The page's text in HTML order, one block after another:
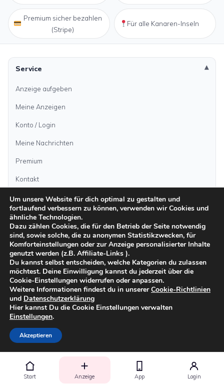
Premium sicher bezahlen
(Stripe)
Für alle Kanaren-Inseln
Service
Anzeige aufgeben
Meine Anzeigen
Konto / Login
Meine Nachrichten
Premium
Kontakt
Anzeige aufgeben
Kategorien
Inseln
ImpressumDatenschutzAGB Sicher inserierenModerationsrichtlinien
Um unsere Website für dich optimal zu gestalten und
fortlaufend verbessern zu können, verwenden wir Cookies und
ähnliche Technologien.
Dazu zählen Cookies, die für den Betrieb der Seite notwendig
sind, sowie solche, die zu anonymen Statistikzwecken, für
Komforteinstellungen oder zur Anzeige personalisierter Inhalte
genutzt werden (z.B. Affiliate-Links ).
Du kannst selbst entscheiden, welche Kategorien du zulassen
möchtest. Deine Einwilligung kannst du jederzeit über die
Cookie-Einstellungen widerrufen oder anpassen.
Weitere Informationen findest du in unsererCookie-Richtlinien
und Datenschutzerklärung
Hier kannst Du die Cookie Einstellungen verwalten
Einstellungen.
Akzeptieren
Start Anzeige App Login